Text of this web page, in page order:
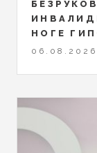
НОГЕ
06.08.2026